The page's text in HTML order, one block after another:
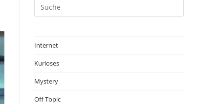
Internet
Kurioses
Mystery
Off Topic